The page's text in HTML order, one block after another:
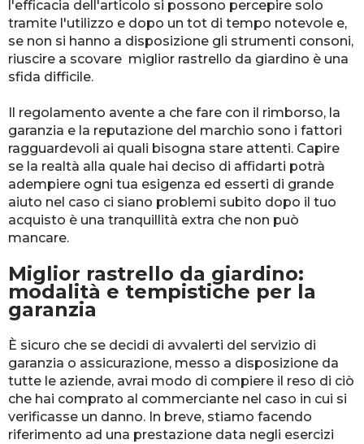
l'efficacia dell'articolo si possono percepire solo
tramite l'utilizzo e dopo un tot di tempo notevole e,
se non si hanno a disposizione gli strumenti consoni,
riuscire a scovare miglior rastrello da giardino è una
sfida difficile.
Il regolamento avente a che fare con il rimborso, la
garanzia e la reputazione del marchio sono i fattori
ragguardevoli ai quali bisogna stare attenti. Capire
se la realtà alla quale hai deciso di affidarti potrà
adempiere ogni tua esigenza ed esserti di grande
aiuto nel caso ci siano problemi subito dopo il tuo
acquisto è una tranquillità extra che non può
mancare.
Miglior rastrello da giardino:
modalità e tempistiche per la
garanzia
È sicuro che se decidi di avvalerti del servizio di
garanzia o assicurazione, messo a disposizione da
tutte le aziende, avrai modo di compiere il reso di ciò
che hai comprato al commerciante nel caso in cui si
verificasse un danno. In breve, stiamo facendo
riferimento ad una prestazione data negli esercizi